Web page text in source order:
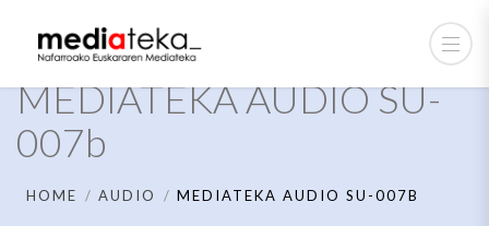
MEDIATEKA AUDIO SU-
007b
HOME AUDIO MEDIATEKA AUDIO SU-007B